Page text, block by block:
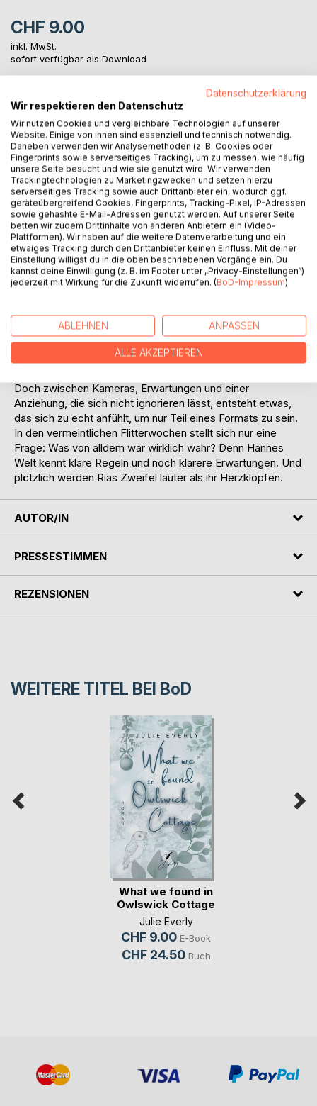
CHF 9.00
inkl. MwSt.
sofort verfügbar als Download
IN DEN WARENKORB
Auf die Merkliste
Titel bewerten
BESCHREIBUNG
Ria will nur eines, einen Neuanfang. Als sie bei einer Blind
Wedding Social-Media-Show mitmacht, rechnet sie mit
allem, nur nicht mit Hannes. Er ist charmant, kontrolliert und
der Typ Mann, der Gefühle lieber hinter einem perfekten
Doch zwischen Kameras, Erwartungen und einer
Anziehung, die sich nicht ignorieren lässt, entsteht etwas,
das sich zu echt anfühlt, um nur Teil eines Formats zu sein.
In den vermeintlichen Flitterwochen stellt sich nur eine
Frage: Was von alldem war wirklich wahr? Denn Hannes
Welt kennt klare Regeln und noch klarere Erwartungen. Und
plötzlich werden Rias Zweifel lauter als ihr Herzklopfen.
AUTOR/IN
PRESSESTIMMEN
REZENSIONEN
WEITERE TITEL BEI BoD
What we found in
Owlswick Cottage
Julie Everly
CHF 9.00 E-Book
CHF 24.50 Buch
Datenschutzerklärung
Wir respektieren den Datenschutz
Wir nutzen Cookies und vergleichbare Technologien auf unserer
Website. Einige von ihnen sind essenziell und technisch notwendig.
Daneben verwenden wir Analysemethoden (z. B. Cookies oder
Fingerprints sowie serverseitiges Tracking), um zu messen, wie häufig
unsere Seite besucht und wie sie genutzt wird. Wir verwenden
Trackingtechnologien zu Marketingzwecken und setzen hierzu
serverseitiges Tracking sowie auch Drittanbieter ein, wodurch ggf.
geräteübergreifend Cookies, Fingerprints, Tracking-Pixel, IP-Adressen
sowie gehashte E-Mail-Adressen genutzt werden. Auf unserer Seite
betten wir zudem Drittinhalte von anderen Anbietern ein (Video-
Plattformen). Wir haben auf die weitere Datenverarbeitung und ein
etwaiges Tracking durch den Drittanbieter keinen Einfluss. Mit deiner
Einstellung willigst du in die oben beschriebenen Vorgänge ein. Du
kannst deine Einwilligung (z. B. im Footer unter „Privacy-Einstellungen“)
jederzeit mit Wirkung für die Zukunft widerrufen. (BoD-Impressum)
ABLEHNEN ANPASSEN
ALLE AKZEPTIEREN